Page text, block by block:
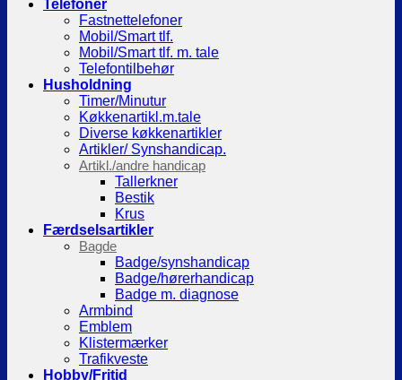
Telefoner
Fastnettelefoner
Mobil/Smart tlf.
Mobil/Smart tlf. m. tale
Telefontilbehør
Husholdning
Timer/Minutur
Køkkenartikl.m.tale
Diverse køkkenartikler
Artikler/ Synshandicap.
Artikl./andre handicap
Tallerkner
Bestik
Krus
Færdselsartikler
Bagde
Badge/synshandicap
Badge/hørerhandicap
Badge m. diagnose
Armbind
Emblem
Klistermærker
Trafikveste
Hobby/Fritid